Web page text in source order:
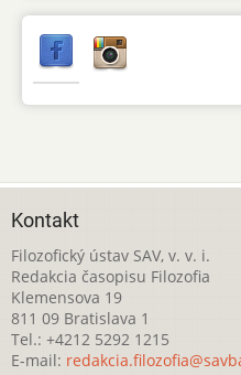
Kontakt
Filozofický ústav SAV, v. v. i.
Redakcia časopisu Filozofia
Klemensova 19
811 09 Bratislava 1
Tel.: +4212 5292 1215
E-mail: